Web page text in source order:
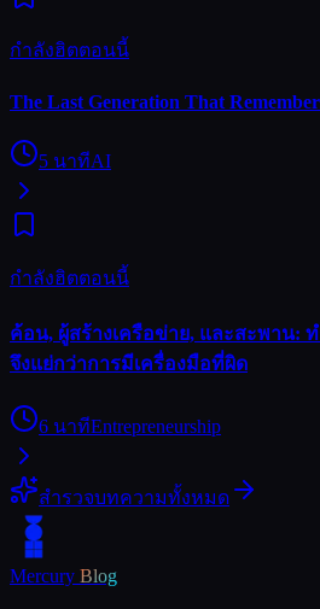
กำลังฮิตตอนนี้
The Last Generation That
5 นาทีAI
กำลังฮิตตอนนี้
ค้อน, ผู้สร้างเครือข่าย, และสะพาน:
จึงแย่กว่าการมีเครื่องมือที่ผิด
6 นาทีEntrepreneurship
สำรวจบทความทั้งหมด
Mercury Blog